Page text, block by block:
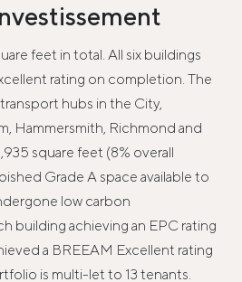
feet in total. All six buildings
rating on completion. The
hubs in the City,
Hammersmith, Richmond and
square feet (8% overall
Grade A space available to
low carbon
building achieving an EPC rating
a BREEAM Excellent rating
is multi-let to 13 tenants.